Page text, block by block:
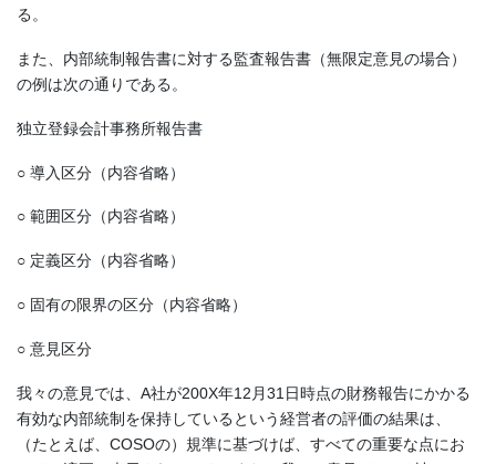
る。
また、内部統制報告書に対する監査報告書（無限定意見の場合）
の例は次の通りである。
独立登録会計事務所報告書
○ 導入区分（内容省略）
○ 範囲区分（内容省略）
○ 定義区分（内容省略）
○ 固有の限界の区分（内容省略）
○ 意見区分
我々の意見では、A社が200X年12月31日時点の財務報告にかかる
有効な内部統制を保持しているという経営者の評価の結果は、
（たとえば、COSOの）規準に基づけば、すべての重要な点にお